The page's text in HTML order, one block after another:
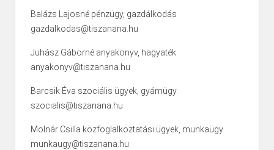
Balázs Lajosné pénzügy, gazdálkodás
gazdalkodas@tiszanana.hu
Juhász Gáborné anyakönyv, hagyaték
anyakonyv@tiszanana.hu
Barcsik Éva szociális ügyek, gyámügy
szocialis@tiszanana.hu
Molnár Csilla közfoglalkoztatási ügyek, munkaügy
munkaugy@tiszanana.hu